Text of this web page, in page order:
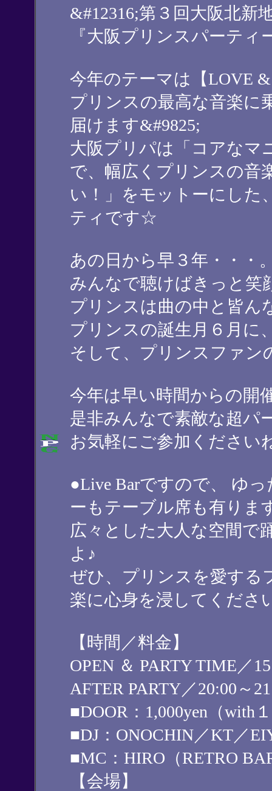
&#12316;第３回大阪北新
『大阪プリンスパーテ
今年のテーマは【LOVE
プリンスの最高な音楽に
届けます&#9825;
大阪プリパは「コアなマ
で、幅広くプリンスの音
い！」をモットーにした
ティです☆
あの日から早３年・・・
みんなで聴けばきっと笑
プリンスは曲の中と皆ん
プリンスの誕生月６月に
そして、プリンスファン
今年は早い時間からの開
是非みんなで素敵な超パ
お気軽にご参加ください
●Live Barですので、 ゆ
ーもテーブル席も有りま
広々とした大人な空間で
よ♪
ぜひ、プリンスを愛する
楽に心身を浸してくださ
【時間／料金】
OPEN ＆ PARTY TIME／
AFTER PARTY／20:00～
■DOOR：1,000yen（with
■DJ：ONOCHIN／KT／
■MC：HIRO（RETRO
【会場】